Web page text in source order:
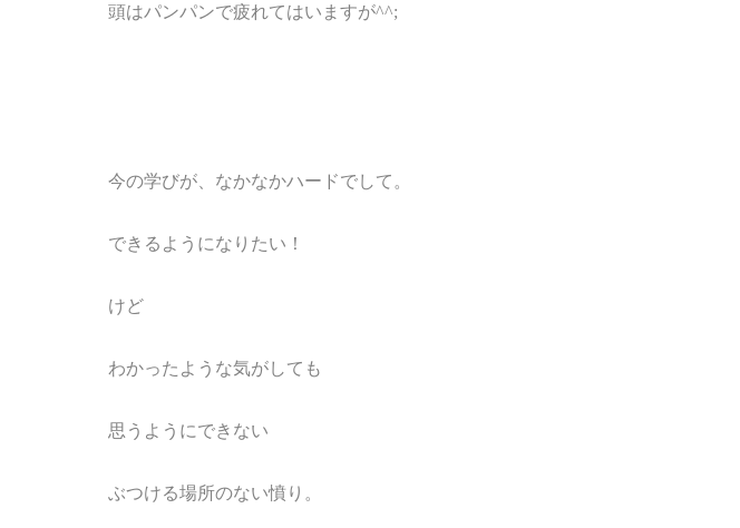
頭はパンパンで疲れてはいますが^^;
今の学びが、なかなかハードでして。
できるようになりたい！
けど
わかったような気がしても
思うようにできない
ぶつける場所のない憤り。